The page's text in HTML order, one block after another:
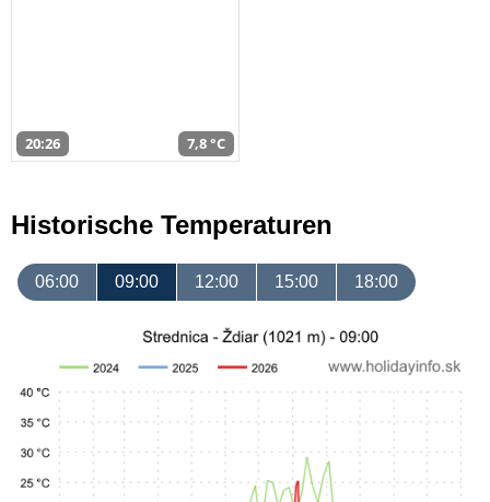
20:26 7,8 °C
Historische Temperaturen
06:00 09:00 12:00 15:00 18:00